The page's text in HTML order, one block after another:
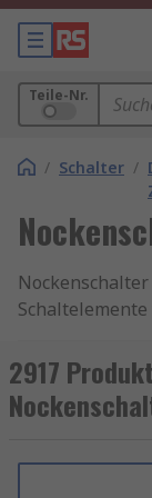
Teile-Nr.
/ Schalter /
Zustände
werden
Schalterschafts
2917